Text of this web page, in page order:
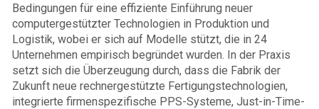
Bedingungen für eine effiziente Einführung neuer
computergestützter Technologien in Produktion und
Logistik, wobei er sich auf Modelle stützt, die in 24
Unternehmen empirisch begründet wurden. In der Praxis
setzt sich die Überzeugung durch, dass die Fabrik der
Zukunft neue rechnergestützte Fertigungstechnologien,
integrierte firmenspezifische PPS-Systeme, Just-in-Time-